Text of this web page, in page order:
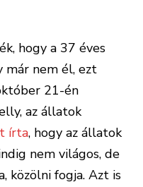
hogy a 37 éves
már nem él, ezt
21-én
az állatok
írta, hogy az állatok
nem világos, de
közölni fogja. Azt is